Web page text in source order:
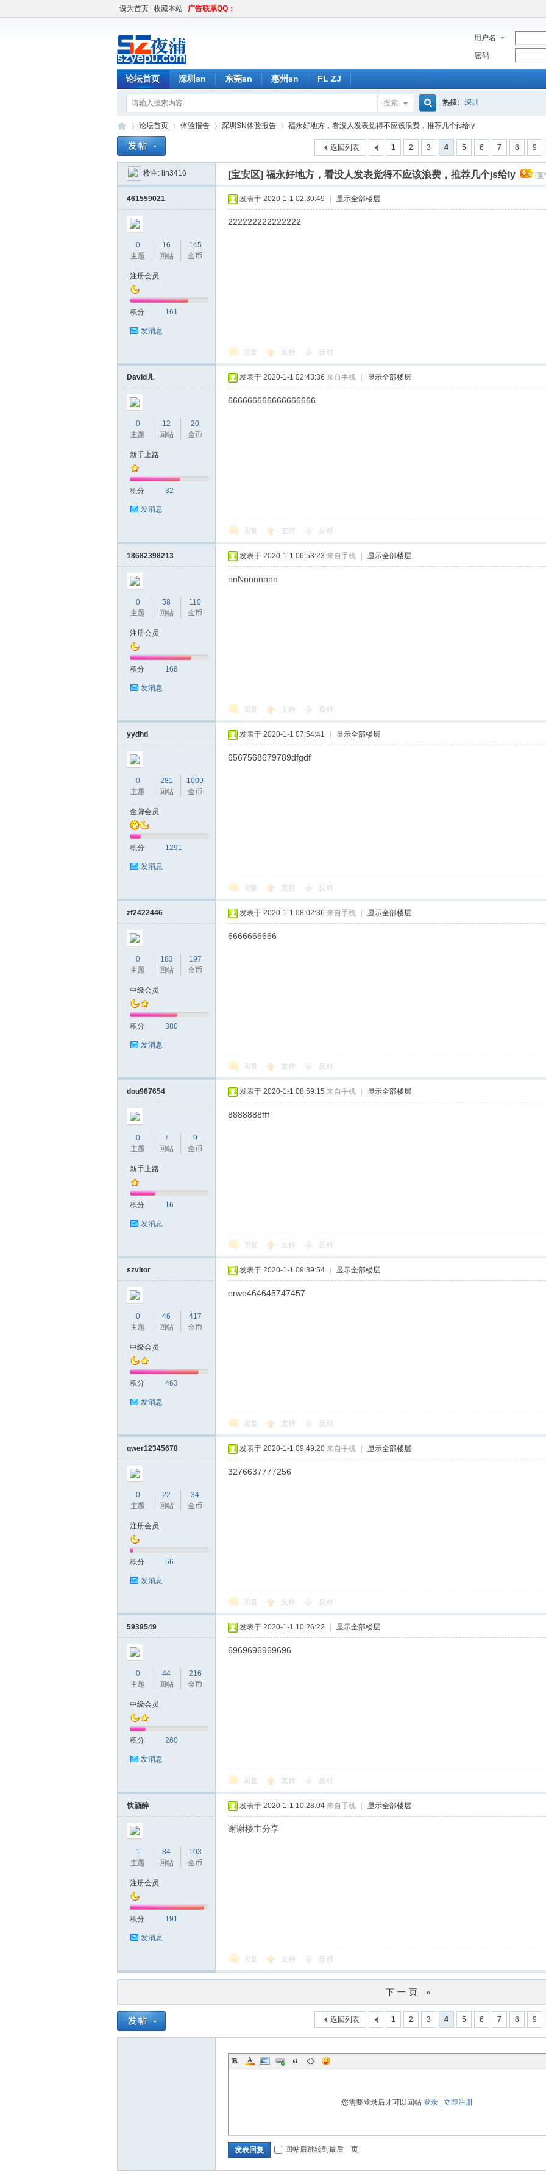
设为首页 收藏本站 广告联系QQ：
用户名
密码
论坛首页 深圳sn 东莞sn 惠州sn FL ZJ
搜索
搜
索
热搜: 深圳
夜
»
论坛首页
›
体验报告 深圳SN体验报告
›
福永好地方，看没人发表觉得不应该浪费，推荐几个js给ly
1 2 3 4 5 6 7 8 9
返回列表
楼主: lin3416 [宝安区] 福永好地方，看没人发表觉得不应该浪费，推荐几个js给ly [
461559021
0
主题
16
回帖
145
金币
注册会员
积分 161
发消息
发表于 2020-1-1 02:30:49 显示全部楼层
222222222222222
回复 支持 反对
David儿
0
主题
12
回帖
20
金币
新手上路
积分 32
发消息
发表于 2020-1-1 02:43:36 来自手机 显示全部楼层
666666666666666666
回复 支持 反对
18682398213
0
主题
58
回帖
110
金币
注册会员
积分 168
发消息
发表于 2020-1-1 06:53:23 来自手机 显示全部楼层
nnNnnnnnnn
回复 支持 反对
yydhd
0
主题
281
回帖
1009
金币
金牌会员
积分 1291
发消息
发表于 2020-1-1 07:54:41 显示全部楼层
6567568679789dfgdf
回复 支持 反对
zf2422446
0
主题
183
回帖
197
金币
中级会员
积分 380
发消息
发表于 2020-1-1 08:02:36 来自手机 显示全部楼层
6666666666
回复 支持 反对
dou987654
0
主题
7
回帖
9
金币
新手上路
积分 16
发消息
发表于 2020-1-1 08:59:15 来自手机 显示全部楼层
8888888fff
回复 支持 反对
szvitor
0
主题
46
回帖
417
金币
中级会员
积分 463
发消息
发表于 2020-1-1 09:39:54 显示全部楼层
erwe464645747457
回复 支持 反对
qwer12345678
0
主题
22
回帖
34
金币
注册会员
积分 56
发消息
发表于 2020-1-1 09:49:20 来自手机 显示全部楼层
3276637777256
回复 支持 反对
5939549
0
主题
44
回帖
216
金币
中级会员
积分 260
发消息
发表于 2020-1-1 10:26:22 显示全部楼层
6969696969696
回复 支持 反对
饮酒醉
1
主题
84
回帖
103
金币
注册会员
积分 191
发消息
发表于 2020-1-1 10:28:04 来自手机 显示全部楼层
谢谢楼主分享
回复 支持 反对
下一页 »
1 2 3 4 5 6 7 8 9
返回列表
您需要登录后才可以回帖 登录| 立即注册
发表回复 回帖后跳转到最后一页